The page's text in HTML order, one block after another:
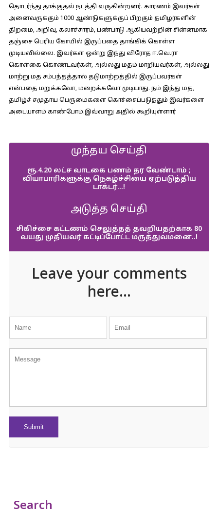
தொடர்ந்து தாக்குதல் நடத்தி வருகின்றனர். காரணம் இவர்கள்
அனைவருக்கும் 1000 ஆண்டுகளுக்குப் பிறகும் தமிழர்களின்
திறமை, அறிவு, கலாச்சாரம், பண்பாடு ஆகியவற்றின் சின்னமாக
தஞ்சை பெரிய கோயில் இருப்பதை தாங்கிக் கொள்ள
முடியவில்லை. இவர்கள் ஒன்று இந்து விரோத ஈ.வெ.ரா
கொள்கை கொண்டவர்கள், அல்லது மதம் மாறியவர்கள், அல்லது
மாற்று மத சம்பந்தத்தால் தடுமாற்றத்தில் இருப்பவர்கள்
என்பதை மறுக்கவோ, மறைக்கவோ முடியாது. நம் இந்து மத,
தமிழ்ச் சமுதாய பெருமைகளை கொச்சைப்படுத்தும் இவர்களை
அடையாளம் காண்போம்.இவ்வாறு அதில் கூறியுள்ளார்
முந்தய செய்தி
ரூ.4.20 லட்ச வாடகை பணம் தர வேண்டாம் ;
வியாபாரிகளுக்கு நெகழ்ச்சியை ஏற்படுத்திய
டாக்டர்…!
அடுத்த செய்தி
சிகிச்சை கட்டணம் செலுத்தத் தவறியதற்காக 80
வயது முதியவர் கட்டிப்போட்ட மருத்துவமனை..!
Leave your comments
here...
Search